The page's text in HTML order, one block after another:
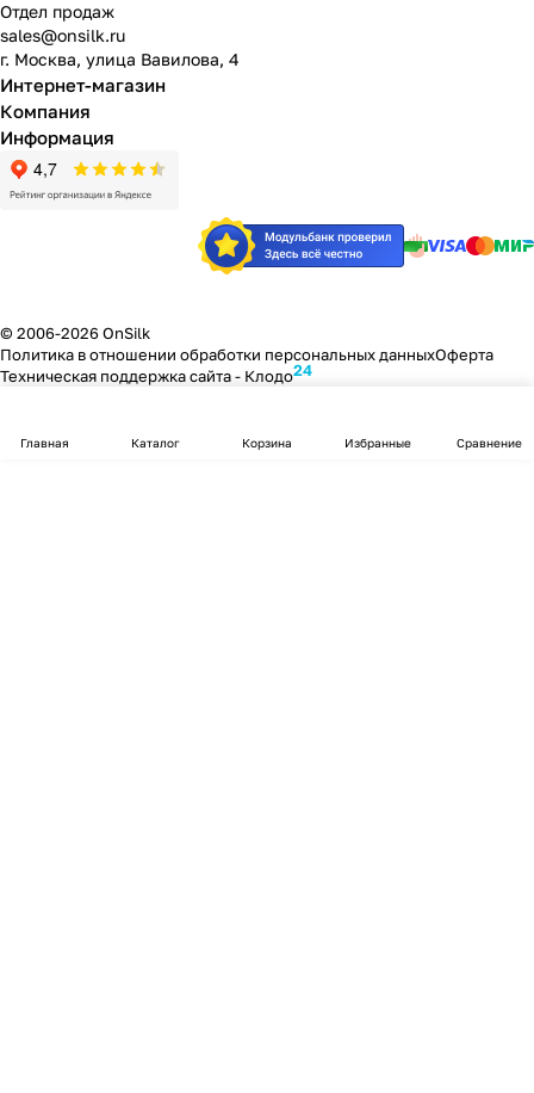
Отдел продаж
sales@onsilk.ru
г. Москва, улица Вавилова, 4
Интернет-магазин
Компания
Информация
© 2006-2026 OnSilk
Политика в отношении обработки персональных данныхОферта
Техническая поддержка сайта - Клодо24
Главная Каталог Корзина Избранные Сравнение